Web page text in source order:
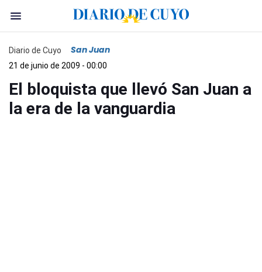
Diario de Cuyo San Juan
21 de junio de 2009 - 00:00
El bloquista que llevó San Juan a
la era de la vanguardia